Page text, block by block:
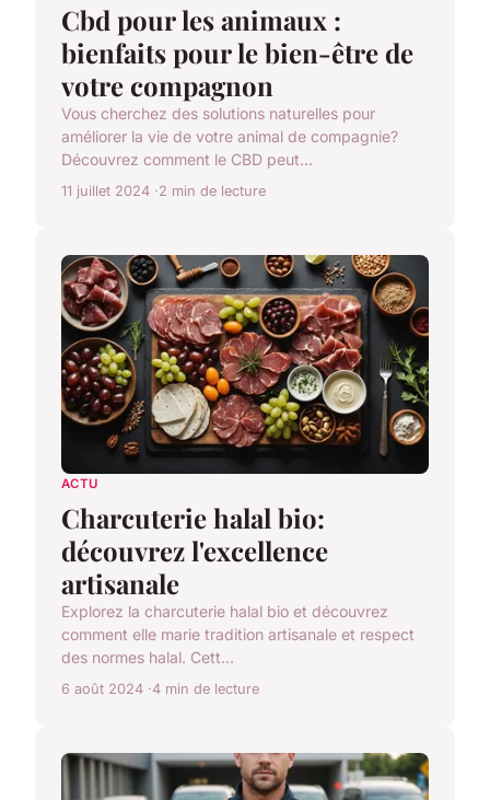
Cbd pour les animaux :
bienfaits pour le bien-être de
votre compagnon
Vous cherchez des solutions naturelles pour
améliorer la vie de votre animal de compagnie?
Découvrez comment le CBD peut...
11 juillet 2024 2 min de lecture
ACTU
Charcuterie halal bio:
découvrez l'excellence
artisanale
Explorez la charcuterie halal bio et découvrez
comment elle marie tradition artisanale et respect
des normes halal. Cett...
6 août 2024 4 min de lecture